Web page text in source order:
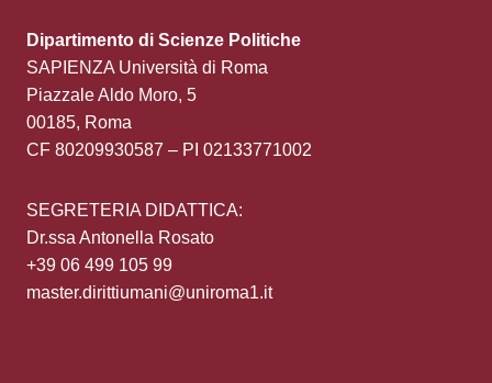
Dipartimento di Scienze Politiche
SAPIENZA Università di Roma
Piazzale Aldo Moro, 5
00185, Roma
CF 80209930587 – PI 02133771002
SEGRETERIA DIDATTICA:
Dr.ssa Antonella Rosato
+39 06 499 105 99
master.dirittiumani@uniroma1.it